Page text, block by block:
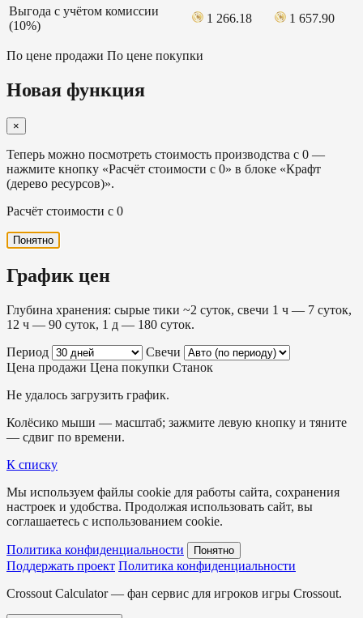
Выгода с учётом комиссии
(10%)
1 266.18 1 657.90
По цене продажи По цене покупки
Новая функция
×
Теперь можно посмотреть стоимость производства с 0 —
нажмите кнопку «Расчёт стоимости с 0» в блоке «Крафт
(дерево ресурсов)».
Расчёт стоимости с 0
Понятно
График цен
Глубина хранения: сырые тики ~2 суток, свечи 1 ч — 7 суток,
12 ч — 90 суток, 1 д — 180 суток.
Период
Свечи
Цена продажи Цена покупки Станок
Не удалось загрузить график.
Колёсико мыши — масштаб; зажмите левую кнопку и тяните
— сдвиг по времени.
К списку
Мы используем файлы cookie для работы сайта, сохранения
настроек и удобства. Продолжая использовать сайт, вы
соглашаетесь с использованием cookie.
Политика конфиденциальности Понятно
Поддержать проект Политика конфиденциальности
Crossout Calculator — фан сервис для игроков игры Crossout.